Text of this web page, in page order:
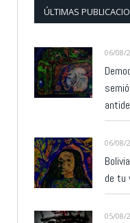
ÚLTIMAS
06/08/
06/08/
de tu
05/08/